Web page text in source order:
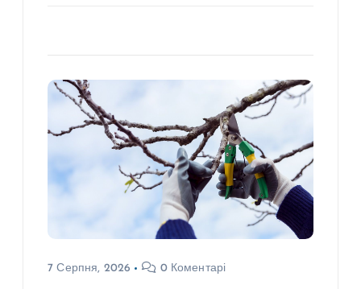
7 Серпня, 2026 0 Коментарі